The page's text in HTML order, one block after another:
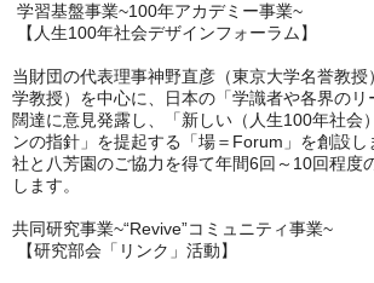
学習基盤事業~100年アカデミー事業~
【人生100年社会デザインフォーラム】
当財団の代表理事神野直彦（東京大学名誉教
学教授）を中心に、
日本の「学識者や各界の
闊達に意見発露し、「新しい（人生100年社会
ンの指針」を提起する「場＝Forum」を創設し
社と八芳園のご協力を得て年間6回～10回程度
します。
共同研究事業~“Revive”コミュニティ事業~
【研究部会「リンク」活動】